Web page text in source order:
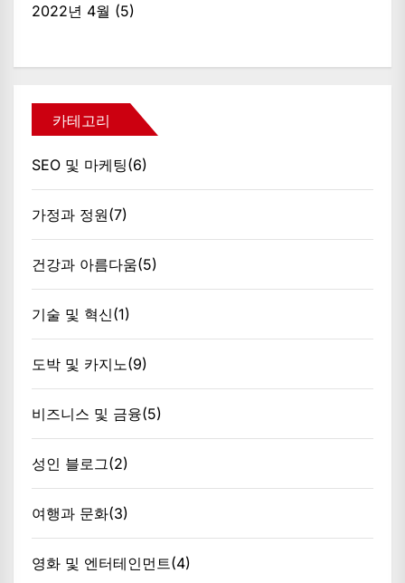
2022년 4월 (5)
카테고리
SEO 및 마케팅(6)
가정과 정원(7)
건강과 아름다움(5)
기술 및 혁신(1)
도박 및 카지노(9)
비즈니스 및 금융(5)
성인 블로그(2)
여행과 문화(3)
영화 및 엔터테인먼트(4)